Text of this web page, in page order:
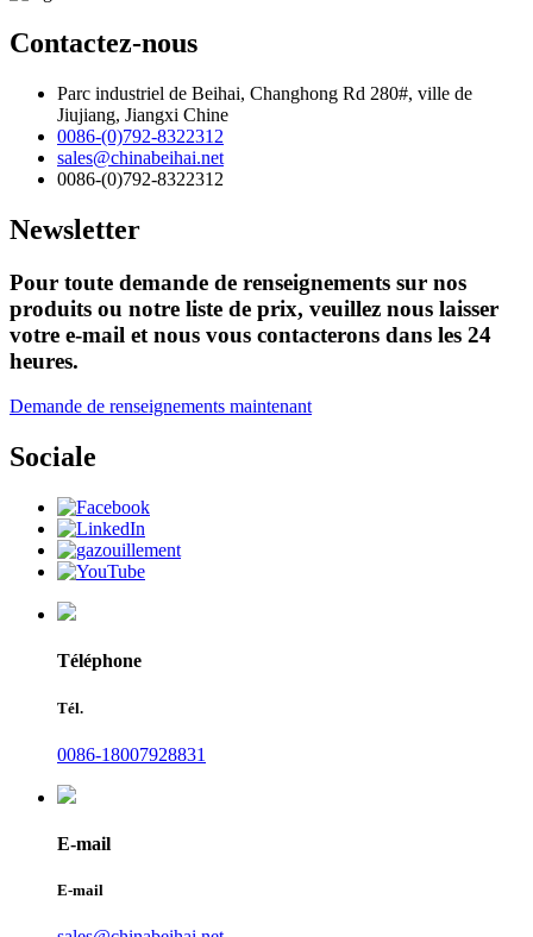
Contactez-nous
Parc industriel de Beihai, Changhong Rd 280#, ville de
Jiujiang, Jiangxi Chine
0086-(0)792-8322312
sales@chinabeihai.net
0086-(0)792-8322312
Newsletter
Pour toute demande de renseignements sur nos
produits ou notre liste de prix, veuillez nous laisser
votre e-mail et nous vous contacterons dans les 24
heures.
Demande de renseignements maintenant
Sociale
Téléphone
Tél.
0086-18007928831
E-mail
E-mail